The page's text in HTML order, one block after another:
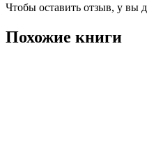
Чтобы оставить отзыв, у вы
Похожие книги